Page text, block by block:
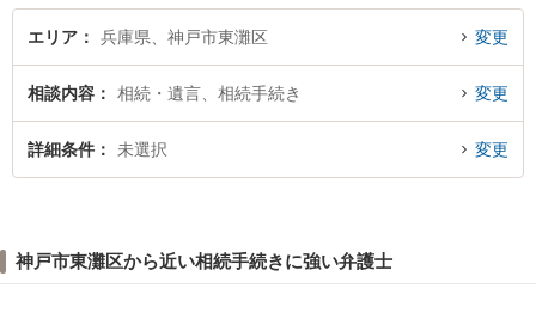
エリア 兵庫県、神戸市東灘区 変更
相談内容 相続・遺言、相続手続き 変更
詳細条件 未選択 変更
神戸市東灘区から近い相続手続きに強い弁護士